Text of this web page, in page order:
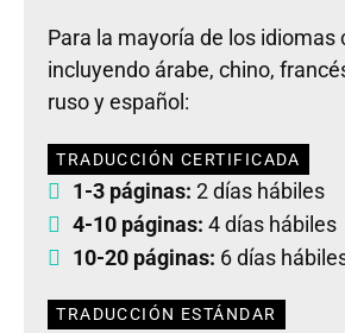
Para la mayoría de los idiomas
incluyendo árabe, chino,
ruso y español:
TRADUCCIÓN CERTIFICADA
1-3 páginas: 2 días hábiles
4-10 páginas: 4 días hábiles
10-20 páginas: 6 días
TRADUCCIÓN ESTÁNDAR